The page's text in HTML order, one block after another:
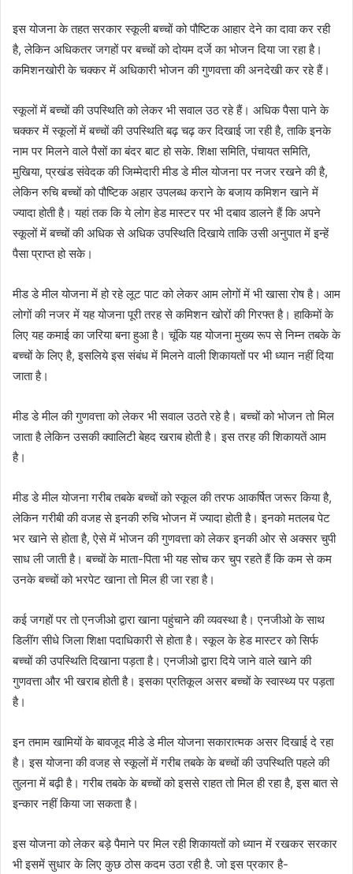
इस योजना के तहत सरकार स्कूली बच्चों को पौष्टिक आहार देने का दावा कर रही
है, लेकिन अधिकतर जगहों पर बच्चों को दोयम दर्जे का भोजन दिया जा रहा है।
कमिशनखोरी के चक्कर में अधिकारी भोजन की गुणवत्ता की अनदेखी कर रहे हैं।
स्कूलों में बच्चों की उपस्थिति को लेकर भी सवाल उठ रहे हैं। अधिक पैसा पाने के
चक्कर में स्कूलों में बच्चों की उपस्थिति बढ़ चढ़ कर दिखाई जा रही है, ताकि इनके
नाम पर मिलने वाले पैसों का बंदर बाट हो सके. शिक्षा समिति, पंचायत समिति,
मुखिया, प्रखंड संवेदक की जिम्मेदारी मीड डे मील योजना पर नजर रखने की है,
लेकिन रुचि बच्चों को पौष्टिक अहार उपलब्ध कराने के बजाय कमिशन खाने में
ज्यादा होती है। यहां तक कि ये लोग हेड मास्टर पर भी दबाव डालने हैं कि अपने
स्कूलों में बच्चों की अधिक से अधिक उपस्थिति दिखाये ताकि उसी अनुपात में इन्हें
पैसा प्राप्त हो सके।
मीड डे मील योजना में हो रहे लूट पाट को लेकर आम लोगों में भी खासा रोष है। आम
लोगों की नजर में यह योजना पूरी तरह से कमिशन खोरों की गिरफ्त है। हाकिमों के
लिए यह कमाई का जरिया बना हुआ है। चूंकि यह योजना मुख्य रूप से निम्न तबके के
बच्चों के लिए है, इसलिये इस संबंध में मिलने वाली शिकायतों पर भी ध्यान नहीं दिया
जाता है।
मीड डे मील की गुणवत्ता को लेकर भी सवाल उठते रहे है। बच्चों को भोजन तो मिल
जाता है लेकिन उसकी क्वालिटी बेहद खराब होती है। इस तरह की शिकायतें आम
है।
मीड डे मील योजना गरीब तबके बच्चों को स्कूल की तरफ आकर्षित जरूर किया है,
लेकिन गरीबी की वजह से इनकी रुचि भोजन में ज्यादा होती है। इनको मतलब पेट
भर खाने से होता है, ऐसे में भोजन की गुणवत्ता को लेकर इनकी ओर से अक्सर चुपी
साध ली जाती है। बच्चों के माता-पिता भी यह सोच कर चुप रहते हैं कि कम से कम
उनके बच्चों को भरपेट खाना तो मिल ही जा रहा है।
कई जगहों पर तो एनजीओ द्वारा खाना पहुंचाने की व्यवस्था है। एनजीओ के साथ
डिलींग सीधे जिला शिक्षा पदाधिकारी से होता है। स्कूल के हेड मास्टर को सिर्फ
बच्चों की उपस्थिति दिखाना पड़ता है। एनजीओ द्वारा दिये जाने वाले खाने की
गुणवत्ता और भी खराब होती है। इसका प्रतिकूल असर बच्चों के स्वास्थ्य पर पड़ता
है।
इन तमाम खामियों के बावजूद मीडे डे मील योजना सकारात्मक असर दिखाई दे रहा
है। इस योजना की वजह से स्कूलों में गरीब तबके के बच्चों की उपस्थिति पहले की
तुलना में बढ़ी है। गरीब तबके के बच्चों को इससे राहत तो मिल ही रहा है, इस बात से
इन्कार नहीं किया जा सकता है।
इस योजना को लेकर बड़े पैमाने पर मिल रही शिकायतों को ध्यान में रखकर सरकार
भी इसमें सुधार के लिए कुछ ठोस कदम उठा रही है. जो इस प्रकार है-